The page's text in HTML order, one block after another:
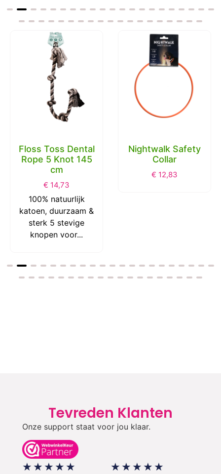
Floss Toss Dental
Rope 5 Knot 145
cm
€ 14,73
100% natuurlijk
katoen, duurzaam &
sterk 5 stevige
knopen voor...
Nightwalk Safety
Collar
€ 12,83
Tevreden Klanten
Onze support staat voor jou klaar.
★ ★ ★ ★ ★ ★ ★ ★ ★ ★